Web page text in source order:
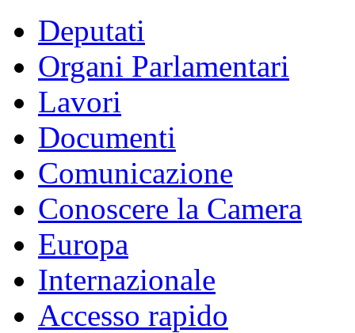
Deputati
Organi Parlamentari
Lavori
Documenti
Comunicazione
Conoscere la Camera
Europa
Internazionale
Accesso rapido